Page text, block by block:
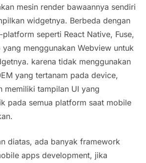
mesin render bawaannya sendiri
widgetnya. Berbeda dengan
platform seperti React Native, Fuse,
menggunakan Webview untuk
. karena tidak menggunakan
yang tertanam pada device,
memiliki tampilan UI yang
pada semua platform saat mobile
diatas, ada banyak framework
apps development, jika